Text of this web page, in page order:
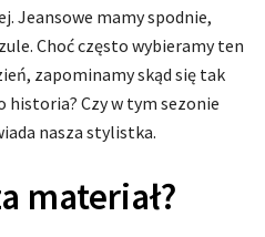
Jeansowe mamy spodnie,
Choć często wybieramy ten
zapominamy skąd się tak
historia? Czy w tym sezonie
nasza stylistka.
materiał?